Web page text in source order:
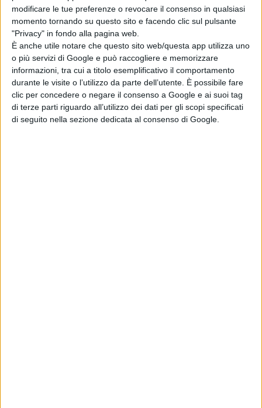
modificare le tue preferenze o revocare il consenso in qualsiasi
momento tornando su questo sito e facendo clic sul pulsante
"Privacy" in fondo alla pagina web.
È anche utile notare che questo sito web/questa app utilizza uno
o più servizi di Google e può raccogliere e memorizzare
informazioni, tra cui a titolo esemplificativo il comportamento
durante le visite o l’utilizzo da parte dell’utente. È possibile fare
clic per concedere o negare il consenso a Google e ai suoi tag
di terze parti riguardo all’utilizzo dei dati per gli scopi specificati
di seguito nella sezione dedicata al consenso di Google.
Espargaro a sorpresa primo alle Libere
SPORT